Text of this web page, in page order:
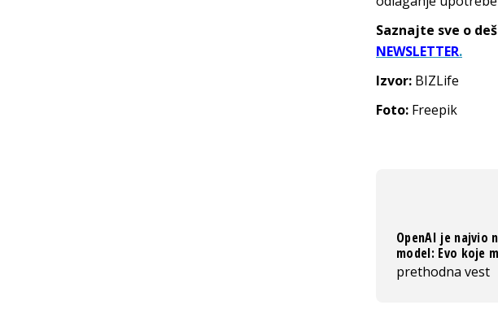
Saznajte sve o
NEWSLETTER.
Izvor: BIZLife
Foto: Freepik
OpenAI je najvio
model: Evo koje
prethodna vest